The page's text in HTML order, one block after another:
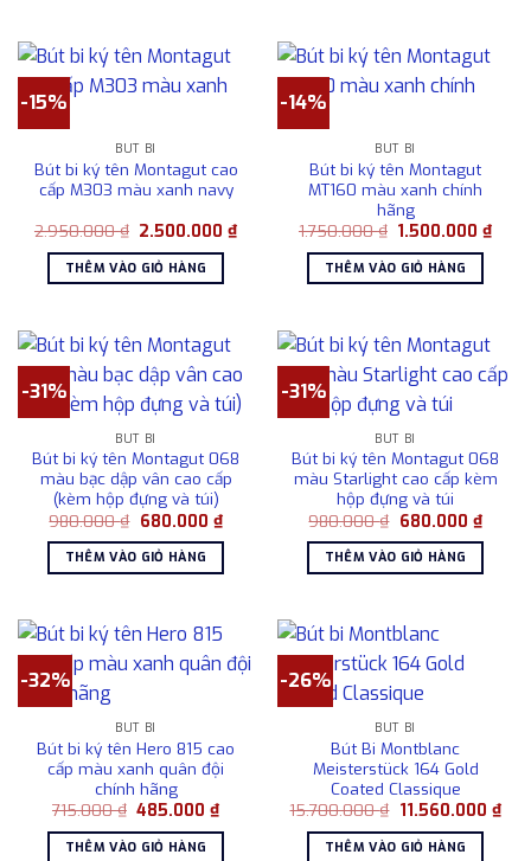
-15%
BÚT BI
Bút bi ký tên Montagut cao
cấp M303 màu xanh navy
2.950.000₫ Giá
là:
2.950.000 ₫.
2.500.000₫Giá
THÊM VÀO GIỎ HÀNG
-14%
BÚT BI
Bút bi ký tên Montagut
MT160 màu xanh chính
hãng
1.750.000₫ Giá
là:
1.750.000 ₫.
1.500.000₫Giá
THÊM VÀO GIỎ HÀNG
-31%
BÚT BI
Bút bi ký tên Montagut 068
màu bạc dập vân cao cấp
(kèm hộp đựng và túi)
980.000₫ Giá
là:
980.000 ₫.
680.000 ₫Giá
hiện
tại
680.000 ₫.
THÊM VÀO GIỎ HÀNG
-31%
BÚT BI
Bút bi ký tên Montagut 068
màu Starlight cao cấp kèm
hộp đựng và túi
980.000₫ Giá
là:
980.000 ₫.
680.000 ₫Giá
hiện
tại
THÊM VÀO GIỎ HÀNG
-32%
BÚT BI
Bút bi ký tên Hero 815 cao
cấp màu xanh quân đội
chính hãng
715.000₫ Giá
là:
715.000 ₫.
485.000₫Giá
hiện
tại
THÊM VÀO GIỎ HÀNG
-26%
BÚT BI
Bút Bi Montblanc
Meisterstück 164 Gold
Coated Classique
15.700.000₫ Giá
là:
15.700.000 ₫.
11.560.000 ₫Giá
hiện
THÊM VÀO GIỎ HÀNG